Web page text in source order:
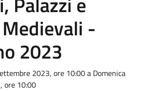
-
2023
2023, ore 10:00 a Domenica
ore 10:00